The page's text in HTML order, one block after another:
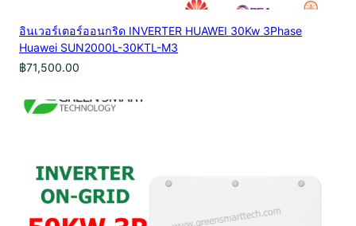
อินเวอร์เตอร์ออนกริด INVERTER HUAWEI 30Kw 3Phase
Huawei SUN2000L-30KTL-M3
฿71,500.00